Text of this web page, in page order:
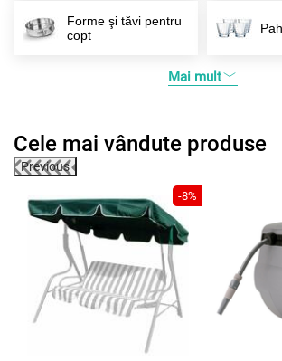
Forme şi tăvi pentru
copt
Mai mult
Cele mai vândute produse
Previous
-8%